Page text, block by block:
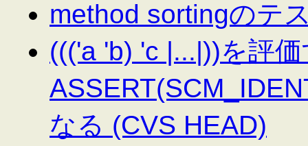
method sortingのテ
((('a 'b) 'c |...|))を評
なる (CVS HEAD)